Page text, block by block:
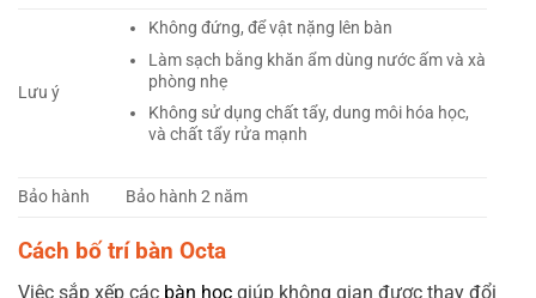
Lưu ý
Không đứng, để vật nặng lên bàn
Làm sạch bằng khăn ẩm dùng nước ấm và xà
phòng nhẹ
Không sử dụng chất tẩy, dung môi hóa học,
và chất tẩy rửa mạnh
Bảo hành Bảo hành 2 năm
Cách bố trí bàn Octa
Việc sắp xếp các bàn học giúp không gian được thay đổi